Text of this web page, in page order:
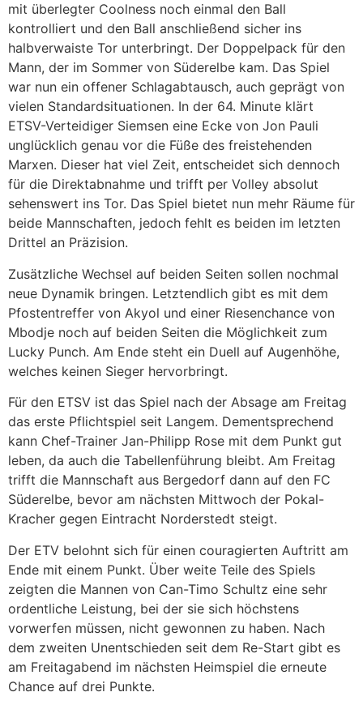
mit überlegter Coolness noch einmal den Ball
kontrolliert und den Ball anschließend sicher ins
halbverwaiste Tor unterbringt. Der Doppelpack für den
Mann, der im Sommer von Süderelbe kam. Das Spiel
war nun ein offener Schlagabtausch, auch geprägt von
vielen Standardsituationen. In der 64. Minute klärt
ETSV-Verteidiger Siemsen eine Ecke von Jon Pauli
unglücklich genau vor die Füße des freistehenden
Marxen. Dieser hat viel Zeit, entscheidet sich dennoch
für die Direktabnahme und trifft per Volley absolut
sehenswert ins Tor. Das Spiel bietet nun mehr Räume für
beide Mannschaften, jedoch fehlt es beiden im letzten
Drittel an Präzision.
Zusätzliche Wechsel auf beiden Seiten sollen nochmal
neue Dynamik bringen. Letztendlich gibt es mit dem
Pfostentreffer von Akyol und einer Riesenchance von
Mbodje noch auf beiden Seiten die Möglichkeit zum
Lucky Punch. Am Ende steht ein Duell auf Augenhöhe,
welches keinen Sieger hervorbringt.
Für den ETSV ist das Spiel nach der Absage am Freitag
das erste Pflichtspiel seit Langem. Dementsprechend
kann Chef-Trainer Jan-Philipp Rose mit dem Punkt gut
leben, da auch die Tabellenführung bleibt. Am Freitag
trifft die Mannschaft aus Bergedorf dann auf den FC
Süderelbe, bevor am nächsten Mittwoch der Pokal-
Kracher gegen Eintracht Norderstedt steigt.
Der ETV belohnt sich für einen couragierten Auftritt am
Ende mit einem Punkt. Über weite Teile des Spiels
zeigten die Mannen von Can-Timo Schultz eine sehr
ordentliche Leistung, bei der sie sich höchstens
vorwerfen müssen, nicht gewonnen zu haben. Nach
dem zweiten Unentschieden seit dem Re-Start gibt es
am Freitagabend im nächsten Heimspiel die erneute
Chance auf drei Punkte.